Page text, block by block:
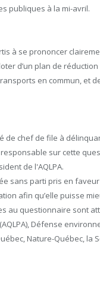
publiques à la mi-avril.
à se prononcer
d’un plan de
en commun, et
de chef de file à
sur cette
de l'AQLPA.
sans parti pris en
afin qu’elle puisse
au questionnaire sont
Défense
Nature-Québec,